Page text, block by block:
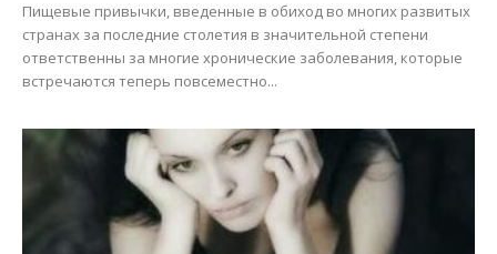
Пищевые привычки, введенные в обиход во многих развитых
странах за последние столетия в значительной степени
ответственны за многие хронические заболевания, которые
встречаются теперь повсеместно...